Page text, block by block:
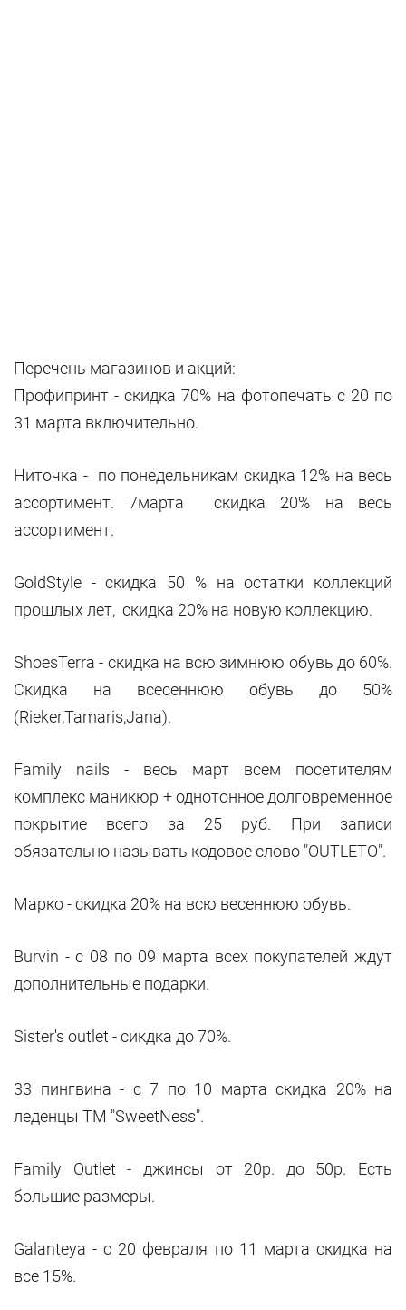
Перечень магазинов и акций:
Профипринт - скидка 70% на фотопечать с 20 по
31 марта включительно.
Ниточка - по понедельникам скидка 12% на весь
ассортимент. 7марта скидка 20% на весь
ассортимент.
GoldStyle - cкидка 50 % на остатки коллекций
прошлых лет, скидка 20% на новую коллекцию.
ShoesTerra - cкидка на всю зимнюю обувь до 60%.
Скидка на всесеннюю обувь до 50%
(Rieker,Tamaris,Jana).
Family nails - весь март всем посетителям
комплекс маникюр + однотонное долговременное
покрытие всего за 25 руб. При записи
обязательно называть кодовое слово "OUTLETO".
Марко - скидка 20% на всю весеннюю обувь.
Burvin - c 08 по 09 марта всех покупателей ждут
дополнительные подарки.
Sister's outlet - сикдка до 70%.
33 пингвина - c 7 по 10 марта скидка 20% на
леденцы ТМ "SweetNess".
Family Outlet - джинсы от 20р. до 50р. Есть
большие размеры.
Galanteya - c 20 февраля по 11 марта скидка на
все 15%.